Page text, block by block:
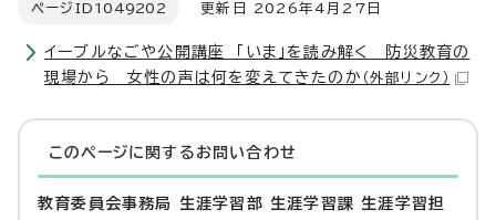
ページID 1049202 更新日 2026年4月27日
イーブルなごや公開講座 「いま」を読み解く 防災教育の
現場から 女性の声は何を変えてきたのか （外部リンク）
このページに関する お問い合わせ
教育委員会事務局 生涯学習部 生涯学習課 生涯学習担